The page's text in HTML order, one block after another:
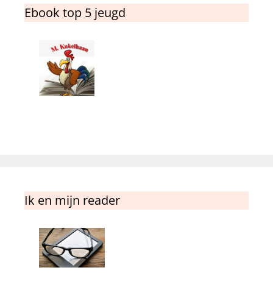
Ebook top 5 jeugd
Ik en mijn reader